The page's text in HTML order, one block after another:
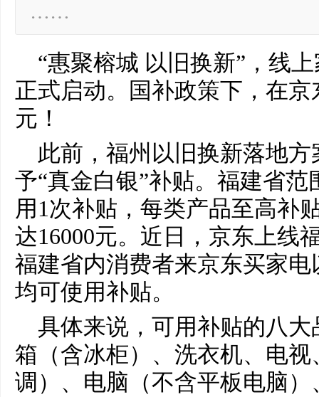
……
“惠聚榕城 以旧换新”，线
正式启动。国补政策下，在京
元！
此前，福州以旧换新落地
予“真金白银”补贴。福建省
用1次补贴，每类产品至高补
达16000元。近日，京东上线
福建省内消费者来京东买家
均可使用补贴。
具体来说，可用补贴的八
箱（含冰柜）、洗衣机、电
调）、电脑（不含平板电脑